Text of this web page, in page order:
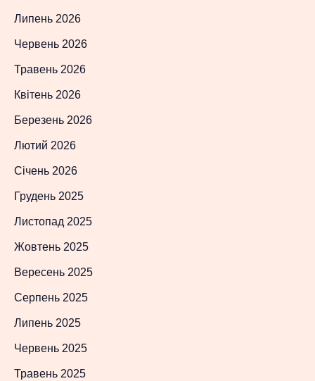
Липень 2026
Червень 2026
Травень 2026
Квітень 2026
Березень 2026
Лютий 2026
Січень 2026
Грудень 2025
Листопад 2025
Жовтень 2025
Вересень 2025
Серпень 2025
Липень 2025
Червень 2025
Травень 2025